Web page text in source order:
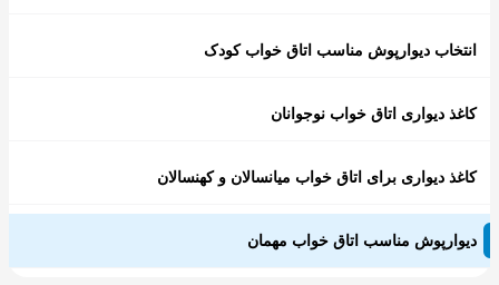
انتخاب دیوارپوش مناسب اتاق خواب کودک
کاغذ دیواری اتاق خواب نوجوانان
کاغذ دیواری برای اتاق خواب میانسالان و کهنسالان
دیوارپوش مناسب اتاق خواب مهمان